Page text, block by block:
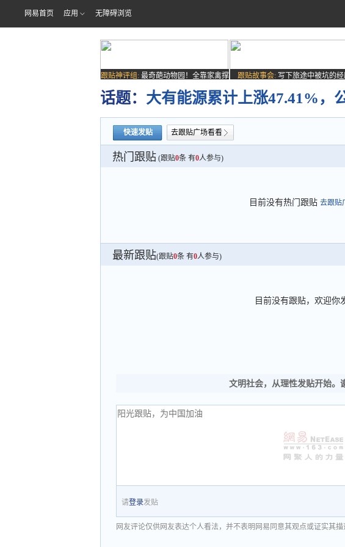
网易首页 应用 无障碍浏览
跟贴神评组: 最奇葩动物园！全靠家禽撑
场子
跟贴故事会: 写下旅途中被坑的经
话题： 大有能源累计上涨47.41%，
快速发贴 去跟贴广场看看
热门跟贴 (跟贴0条 有0人参与)
目前没有热门跟贴 去跟贴
最新跟贴(跟贴0条 有0人参与)
目前没有跟贴，欢迎你
文明社会，从理性发贴开始。
请登录发贴
网友评论仅供网友表达个人看法，并不表明网易同意其观点或证实其描